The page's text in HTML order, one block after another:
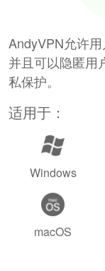
AndyVPN允许
并且可以隐匿用
私保护。
适用于：
Windows
macOS